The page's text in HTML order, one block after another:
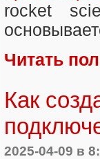
rocket
Читать
Как
2025-04-09 в